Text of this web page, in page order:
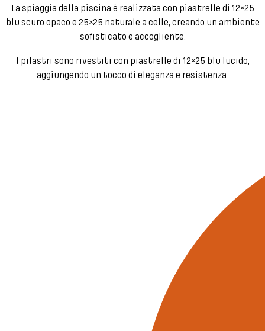
La spiaggia della piscina è realizzata con piastrelle di 12×25
blu scuro opaco e 25×25 naturale a celle, creando un ambiente
sofisticato e accogliente.
I pilastri sono rivestiti con piastrelle di 12×25 blu lucido,
aggiungendo un tocco di eleganza e resistenza.